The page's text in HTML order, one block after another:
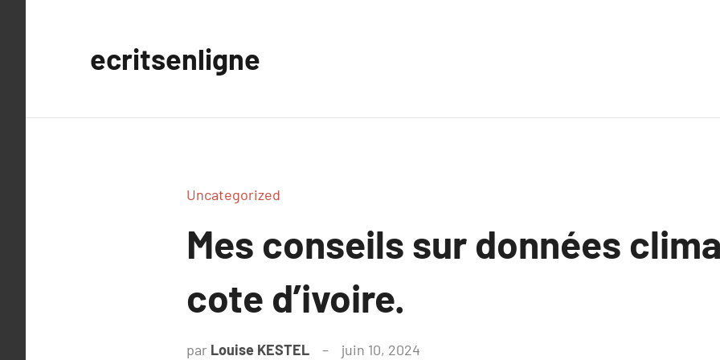
ecritsenligne
Uncategorized
Mes conseils sur données
cote d’ivoire.
par Louise KESTEL juin 10, 2024